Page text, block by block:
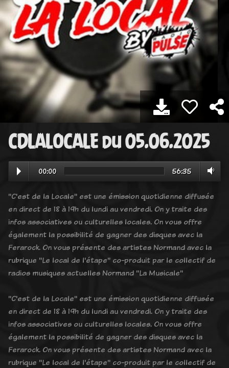
CDLALOCALE du 05.06.2025
00:00 56:35
"C'est de la Locale" est une émission quotidienne diffusée
en direct de 18 à 19h du lundi au vendredi. On y traite des
infos associatives ou culturelles locales. On vous offre
également la possibilité de gagner des disques avec la
Ferarock. On vous présente des artistes Normand avec la
rubrique "Le local de l'étape" co-produit par le collectif de
radios musiques actuelles Normand "La Musicale"
"C'est de la Locale" est une émission quotidienne diffusée
en direct de 18 à 19h du lundi au vendredi. On y traite des
infos associatives ou culturelles locales. On vous offre
également la possibilité de gagner des disques avec la
Ferarock. On vous présente des artistes Normand avec la
rubrique "Le local de l'étape" co-produit par le collectif de